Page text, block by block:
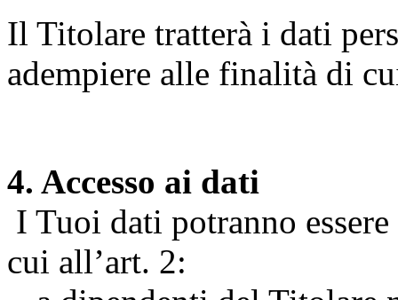
Il Titolare tratterà i dati
adempiere alle finalità di
4. Accesso ai dati
I Tuoi dati potranno
cui all’art. 2: